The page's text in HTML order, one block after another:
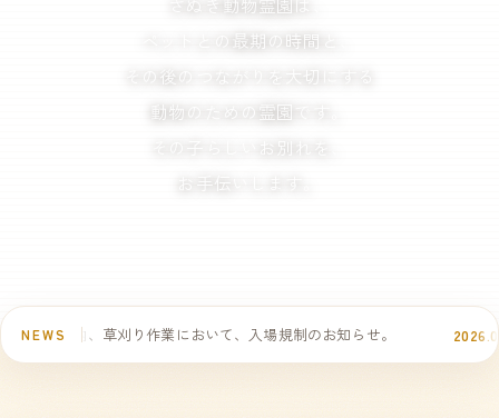
ペットとの最期の時間と、
その後のつながりを大切にする
動物のための霊園です。
その子らしいお別れを、
お手伝いします。
NEWS
草刈り作業において、入場規制のお知らせ。 2026.07.09 盂蘭盆